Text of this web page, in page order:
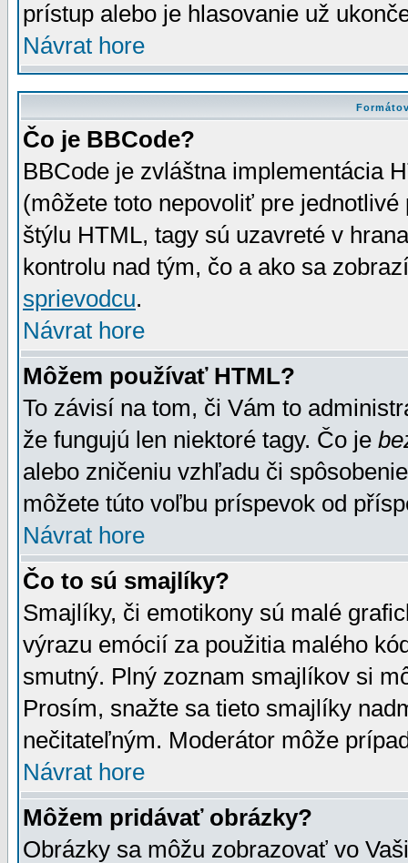
prístup alebo je hlasovanie už
Návrat hore
Čo je BBCode?
BBCode je zvláštna implementácia
(môžete toto nepovoliť pre
štýlu HTML, tagy sú uzavreté v
kontrolu nad tým, čo a ako sa
sprievodcu.
Návrat hore
Môžem používať HTML?
To závisí na tom, či Vám to
že fungujú len niektoré tagy. Čo je
alebo zničeniu vzhľadu či
môžete túto voľbu príspevok od
Návrat hore
Čo to sú smajlíky?
Smajlíky, či emotikony sú malé
výrazu emócií za použitia malého
smutný. Plný zoznam smajlíkov si
Prosím, snažte sa tieto smajlíky
nečitateľným. Moderátor môže
Návrat hore
Môžem pridávať obrázky?
Obrázky sa môžu zobrazovať vo